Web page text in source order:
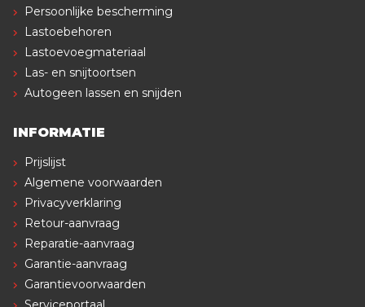
Persoonlijke bescherming
Lastoebehoren
Lastoevoegmateriaal
Las- en snijtoortsen
Autogeen lassen en snijden
INFORMATIE
Prijslijst
Algemene voorwaarden
Privacyverklaring
Retour-aanvraag
Reparatie-aanvraag
Garantie-aanvraag
Garantievoorwaarden